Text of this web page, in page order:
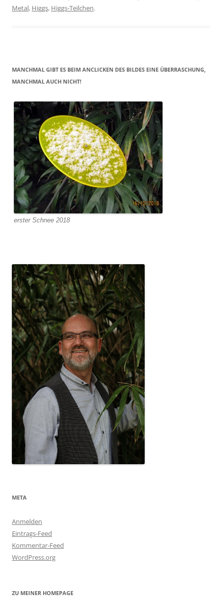
Metal, Higgs, Higgs-Teilchen.
MANCHMAL GIBT ES BEIM ANCLICKEN DES BILDES EINE ÜBERRASCHUNG,
MANCHMAL AUCH NICHT!
erster Schnee 2018
META
Anmelden
Eintrags-Feed
Kommentar-Feed
WordPress.org
ZU MEINER HOMEPAGE